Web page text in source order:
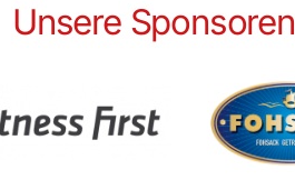
Unsere Sponsoren